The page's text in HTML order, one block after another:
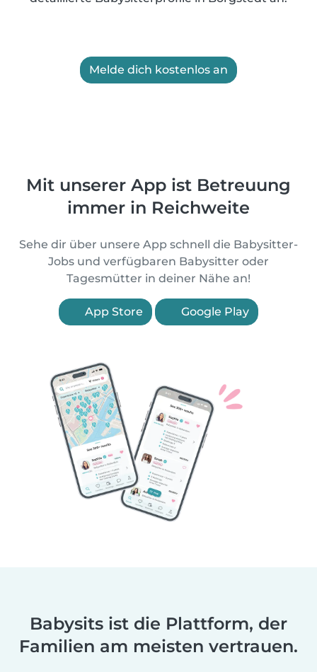
Melde dich kostenlos an
Mit unserer App ist Betreuung
immer in Reichweite
Sehe dir über unsere App schnell die Babysitter-
Jobs und verfügbaren Babysitter oder
Tagesmütter in deiner Nähe an!
App Store Google Play
Babysits ist die Plattform, der
Familien am meisten vertrauen.